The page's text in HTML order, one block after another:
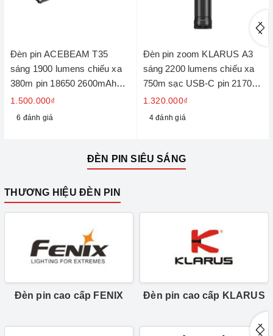
Đèn pin ACEBEAM T35
sáng 1900 lumens chiếu xa
380m pin 18650 2600mAh
sạc USB C
1.500.000₫
6 đánh giá
Đèn pin zoom KLARUS A3
sáng 2200 lumens chiếu xa
750m sạc USB-C pin 21700 -
4000mAh
1.320.000₫
4 đánh giá
ĐÈN PIN SIÊU SÁNG
THƯƠNG HIỆU ĐÈN PIN
Đèn pin cao cấp FENIX Đèn pin cao cấp KLARUS